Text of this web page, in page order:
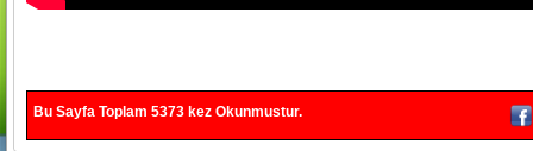
Bu Sayfa Toplam 5373kez Okunmustur.